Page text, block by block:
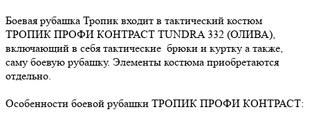
Боевая рубашка Тропик входит в тактический костюм
ТРОПИК ПРОФИ КОНТРАСТ TUNDRA 332 (ОЛИВА),
включающий в себя тактические брюки и куртку а также,
саму боевую рубашку. Элементы костюма приобретаются
отдельно.
Особенности боевой рубашки ТРОПИК ПРОФИ КОНТРАСТ: